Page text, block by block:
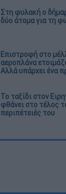
Στη φυλακή ο
δύο άτομα για τη
Επιστροφή στο
αεροπλάνα
Αλλά υπάρχει ένα
Το ταξίδι στον
φθάνει στο τέλος
περιπέτειές του